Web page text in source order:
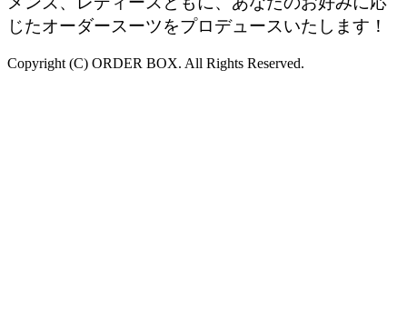
メンズ、レディースともに、あなたのお好みに応
じたオーダースーツをプロデュースいたします！
Copyright (C) ORDER BOX. All Rights Reserved.